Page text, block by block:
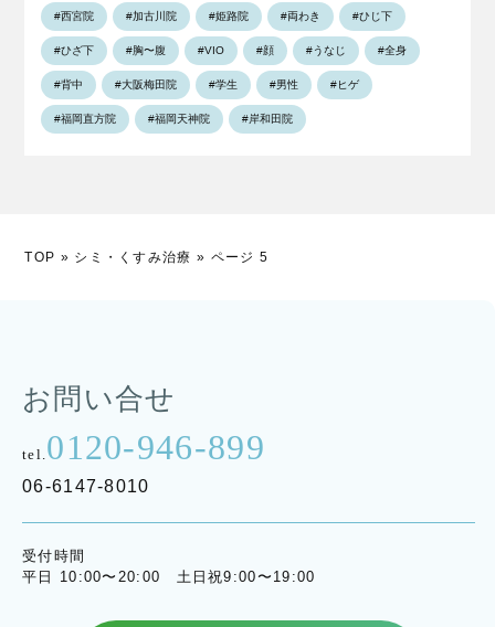
#西宮院 #加古川院 #姫路院 #両わき #ひじ下
#ひざ下 #胸〜腹 #VIO #顔 #うなじ #全身
#背中 #大阪梅田院 #学生 #男性 #ヒゲ
#福岡直方院 #福岡天神院 #岸和田院
TOP » シミ・くすみ治療 » ページ 5
お問い合せ
tel. 0120-946-899
06-6147-8010
受付時間
平日 10:00〜20:00 土日祝9:00〜19:00